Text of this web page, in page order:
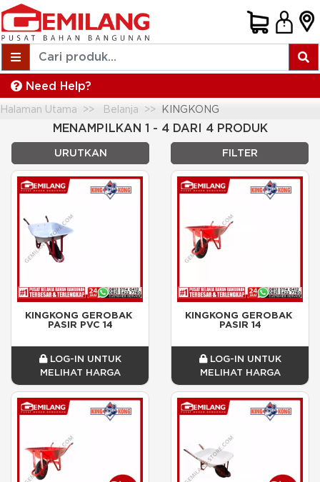
Need Help?
Halaman Utama Belanja KINGKONG
MENAMPILKAN 1 - 4 DARI 4 PRODUK
URUTKAN FILTER
KINGKONG GEROBAK
PASIR PVC 14
LOG-IN UNTUK
MELIHAT HARGA
KINGKONG GEROBAK
PASIR 14
LOG-IN UNTUK
MELIHAT HARGA